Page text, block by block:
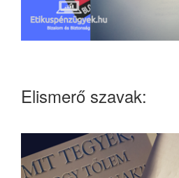
Elismerő szavak: